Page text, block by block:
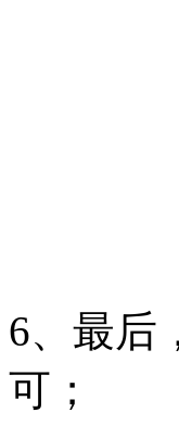
6、最后
可；